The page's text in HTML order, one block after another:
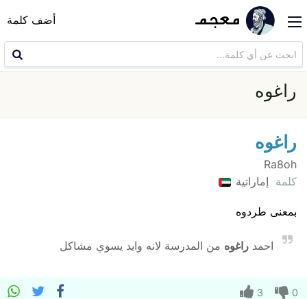
أضف كلمة
راغوه
راغوه
Ra8oh
كلمة إماراتية
بمعنى طردوه
احمد راغوه من المدرسة لانه وايد يسوي مشاكل
0
3